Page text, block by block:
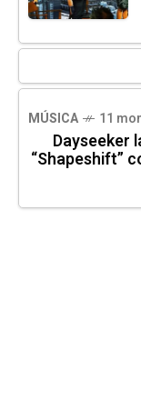
MÚSICA 11
Dayseeker
“Shapeshift”